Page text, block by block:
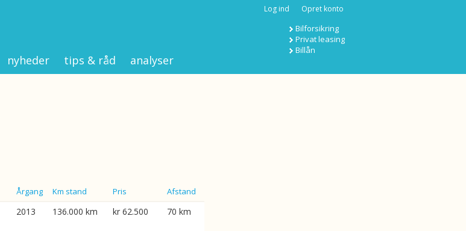
Log ind Opret konto
Bilforsikring
Privat leasing
Billån
nyheder tips & råd analyser
Årgang Km stand Pris Afstand
2013 136.000 km kr 62.500 70 km